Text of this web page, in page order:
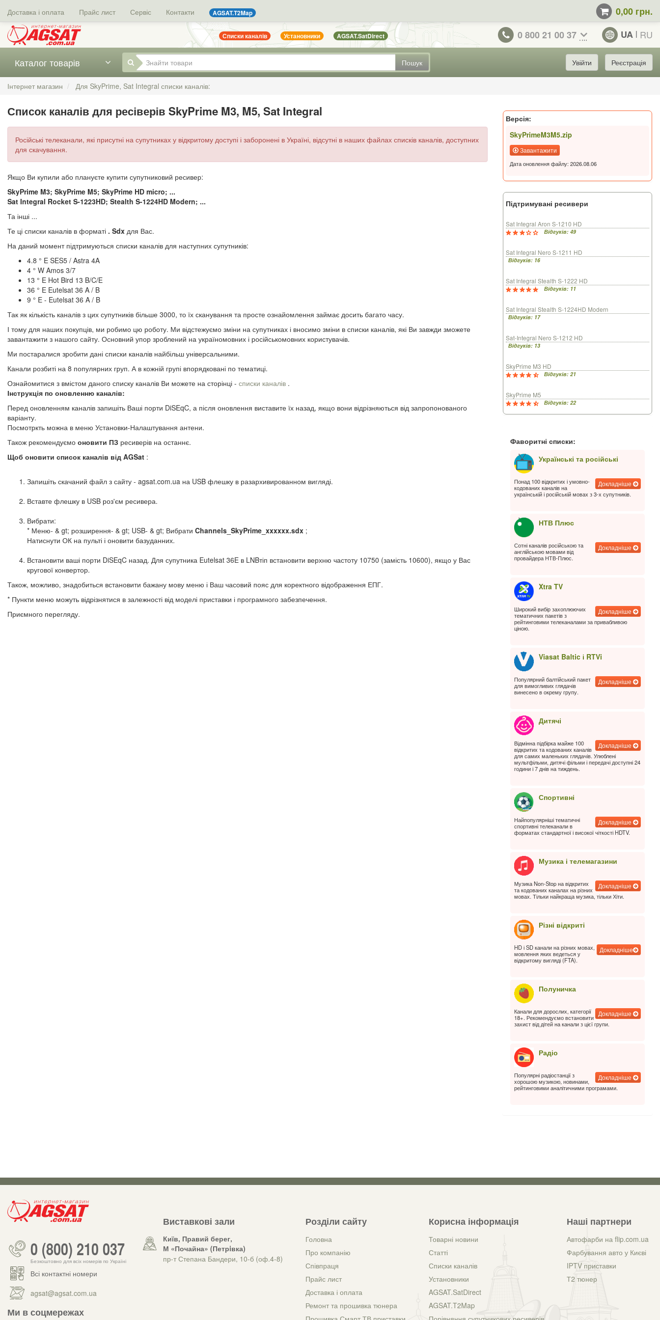
Доставка і оплата Прайс лист Сервіс Контакти AGSAT.T2Map 0,00 грн.
Списки каналів Установники AGSAT.SatDirect 0 800 21 00 37 UA RU
Пошук
Каталог товарів Увійти Реєстрація
Інтернет магазин Для SkyPrime, Sat Integral списки каналів:
Список каналів для ресіверів SkyPrime M3, M5, Sat Integral
Російські телеканали, які присутні на супутниках у відкритому доступі і заборонені в Україні, відсутні в наших файлах списків каналів, доступних
для скачування.
Якщо Ви купили або плануєте купити супутниковий ресивер:
SkyPrime M3; SkyPrime M5; SkyPrime HD micro; ...
Sat Integral Rocket S-1223HD; Stealth S-1224HD Modern; ...
Та інші ...
Те ці списки каналів в форматі . Sdx для Вас.
На даний момент підтримуються списки каналів для наступних супутників:
4.8 ° E SES5 / Astra 4A
4 ° W Amos 3/7
13 ° E Hot Bird 13 B/C/E
36 ° E Eutelsat 36 A / B
9 ° E - Eutelsat 36 A / B
Так як кількість каналів з цих супутників більше 3000, то їх сканування та просте ознайомлення займає досить багато часу.
І тому для наших покупців, ми робимо цю роботу. Ми відстежуємо зміни на супутниках і вносимо зміни в списки каналів, які Ви завжди зможете
завантажити з нашого сайту. Основний упор зроблений на україномовних і російськомовних користувачів.
Ми постаралися зробити дані списки каналів найбільш універсальними.
Канали розбиті на 8 популярних груп. А в кожній групі впорядковані по тематиці.
Ознайомитися з вмістом даного списку каналів Ви можете на сторінці - списки каналів .
Інструкція по оновленню каналів:
Перед оновленням каналів запишіть Ваші порти DiSEqC, а після оновлення виставите їх назад, якщо вони відрізняються від запропонованого
варіанту.
Посмотркть можна в меню Установки-Налаштування антени.
Також рекомендуємо оновити ПЗ ресиверів на останнє.
Щоб оновити список каналів від AGSat :
Запишіть скачаний файл з сайту - agsat.com.ua на USB флешку в разархивированном вигляді.
Вставте флешку в USB роз'єм ресивера.
Вибрати:
* Меню- & gt; розширення- & gt; USB- & gt; Вибрати Channels_SkyPrime_xxxxxx.sdx ;
Натиснути ОК на пульті і оновити базуданних.
Встановити ваші порти DiSEqC назад. Для супутника Eutelsat 36E в LNBтіп встановити верхню частоту 10750 (замість 10600), якщо у Вас
кругової конвертор.
Також, можливо, знадобиться встановити бажану мову меню і Ваш часовий пояс для коректного відображення ЕПГ.
* Пункти меню можуть відрізнятися в залежності від моделі приставки і програмного забезпечення.
Приємного перегляду.
Версія:
SkyPrimeM3M5.zip
Завантажити
Дата оновлення файлу: 2026.08.06
Підтримувані ресивери
Sat Integral Aron S-1210 HD
Відгуків: 49
Sat Integral Nero S-1211 HD
Відгуків: 16
Sat Integral Stealth S-1222 HD
Відгуків: 11
Sat Integral Stealth S-1224HD Modern
Відгуків: 17
Sat-Integral Nero S-1212 HD
Відгуків: 13
SkyPrime M3 HD
Відгуків: 21
SkyPrime M5
Відгуків: 22
Фаворитні списки:
Українські та російські
Докладніше
Понад 100 відкритих і умовно-
кодованих каналів на
українській і російській мовах з 3-х супутників.
НТВ Плюс
Докладніше
Сотні каналів російською та
англійською мовами від
провайдера НТВ-Плюс.
Xtra TV
Докладніше
Широкий вибір захоплюючих
тематичних пакетів з
рейтинговими телеканалами за привабливою
ціною.
Viasat Baltic і RTVi
Докладніше
Популярний балтійський пакет
для вимогливих глядачів
винесено в окрему групу.
Дитячі
Докладніше
Відмінна підбірка майже 100
відкритих та кодованих каналів
для самих маленьких глядачів. Улюблені
мультфільми, дитячі фільми і передачі доступні 24
години і 7 днів на тиждень.
Спортивні
Докладніше
Найпопулярніші тематичні
спортивні телеканали в
форматах стандартної і високої чіткості HDTV.
Музика і телемагазини
Докладніше
Музика Non-Stop на відкритих
та кодованих каналах на різних
мовах. Тільки найкраща музика, тільки Хіти.
Різні відкриті
Докладніше
HD і SD канали на різних мовах,
мовлення яких ведеться у
відкритому вигляді (FTA).
Полуничка
Докладніше
Канали для дорослих, категорії
18+. Рекомендуємо встановити
захист від дітей на канали з цієї групи.
Радіо
Докладніше
Популярні радіостанції з
хорошою музикою, новинами,
рейтинговими аналітичними програмами.
0 (800) 210 037
Безкоштовно для всіх номерів по Україні
Всі контактні номери
agsat@agsat.com.ua
Ми в соцмережах
Виставкові зали
Київ, Правий берег,
М «Почайна» (Петрiвка)
пр-т Степана Бандери, 10-б (оф.4-8)
Розділи сайту
Головна
Про компанію
Співпраця
Прайс лист
Доставка і оплата
Ремонт та прошивка тюнера
Корисна інформація
Товарні новини
Статті
Списки каналів
Установники
AGSAT.SatDirect
AGSAT.T2Map
Наші партнери
Автофарби на flip.com.ua
Фарбування авто у Києві
IPTV приставки
Т2 тюнер